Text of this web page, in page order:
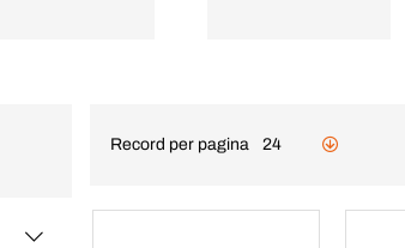
Record per pagina 24